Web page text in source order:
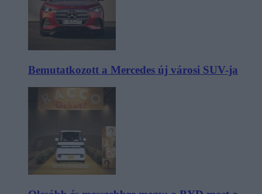
Bemutatkozott a Mercedes új városi SUV-ja